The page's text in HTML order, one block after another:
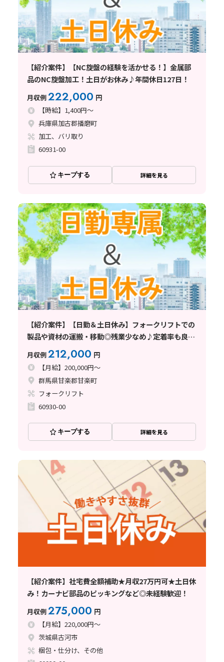
【紹介案件】【NC旋盤の経験を活かせる！】金属部
品のNC旋盤加工！土日がお休み♪年間休日127日！
月収例222,000 円
【時給】1,400円～
兵庫県加古郡播磨町
加工、バリ取り
60931-00
キープする 詳細を見る
【紹介案件】【日勤＆土日休み】フォークリフトでの
製品や資材の運搬・移動◎残業少なめ♪定着率も良く
働きやすい職場◎
月収例212,000 円
【月給】200,000円～
群馬県甘楽郡甘楽町
フォークリフト
60930-00
キープする 詳細を見る
【紹介案件】社宅費全額補助★月収27万円可★土日休
み！カーナビ部品のピッキングなど◎未経験歓迎！
月収例275,000 円
【月給】220,000円～
茨城県古河市
梱包・仕分け、その他